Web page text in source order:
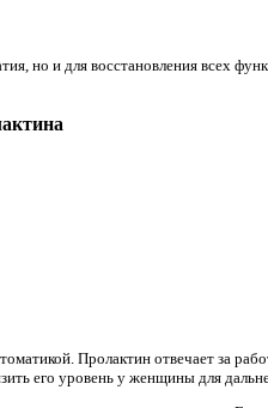
но и для восстановления всех
Пролактин отвечает за
его уровень у женщины для